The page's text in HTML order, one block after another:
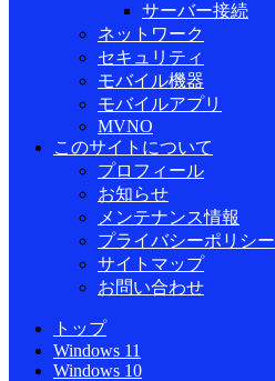
サーバー接続
ネットワーク
セキュリティ
モバイル機器
モバイルアプリ
MVNO
このサイトについて
プロフィール
お知らせ
メンテナンス情報
プライバシーポリシー
サイトマップ
お問い合わせ
トップ
Windows 11
Windows 10